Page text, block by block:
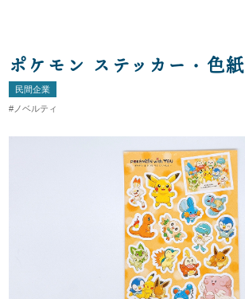
ポケモン ステッカー・色紙
民間企業
ノベルティ